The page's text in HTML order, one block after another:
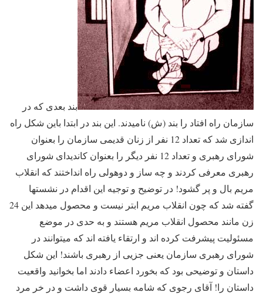
بند بعدی که در
سازمان راه افتاد را بند (ش) نامیدند. این بند در ابتدا باین شکل راه
اندازی شد که تعداد 12 نفر از زنان قدیمی سازمان را بعنوان
شورای رهبری و تعداد 12 نفر دیگر را بعنوان کاندیدای شورای
رهبری معرفی کردند و چه ساز و دوهولی راه انداختند که انقلاب
مریم بال و پر گشود! در توضیح و توجیه این اقدام در نشستها
گفته شد که چون انقلاب مریم ابتر نیست و محصول میدهد این 24
زن مانند محصول انقلاب مریم هستند و به حدی در موضع
مسئولیت پیشرفت کرده اند و ارتقاء یافته اند که میتوانند در
شورای رهبری سازمان یعنی جزیی از رهبری باشند! این شکل
داستان و توضیحی بود که بخورد اعضاء دادند اما بخوانید واقعیت
داستان را! آقای رجوی که شامه بسیار قوی داشت و در خر مرد